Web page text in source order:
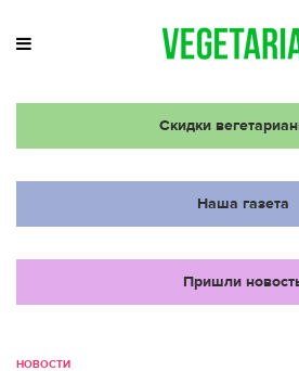
Скидки
Наша газета
Пришли
НОВОСТИ